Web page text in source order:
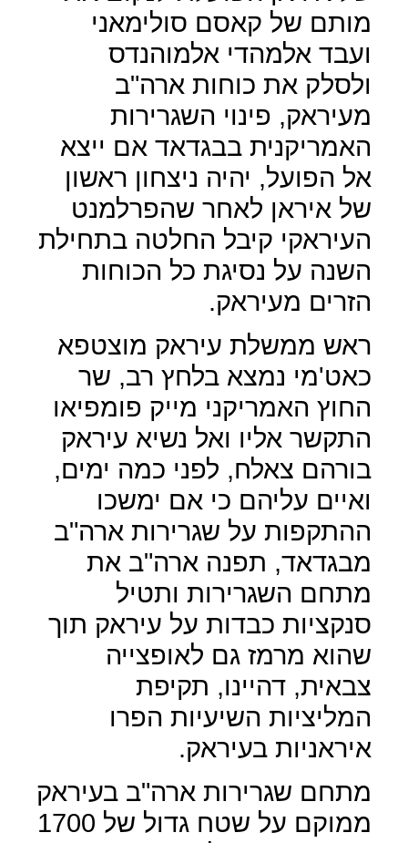
מותם של קאסם סולימאני
ועבד אלמהדי אלמוהנדס
ולסלק את כוחות ארה"ב
מעיראק, פינוי השגרירות
האמריקנית בבגדאד אם ייצא
אל הפועל, יהיה ניצחון ראשון
של איראן לאחר שהפרלמנט
העיראקי קיבל החלטה בתחילת
השנה על נסיגת כל הכוחות
הזרים מעיראק.
ראש ממשלת עיראק מוצטפא
כאט'מי נמצא בלחץ רב, שר
החוץ האמריקני מייק פומפיאו
התקשר אליו ואל נשיא עיראק
בורהם צאלח, לפני כמה ימים,
ואיים עליהם כי אם ימשכו
ההתקפות על שגרירות ארה"ב
מבגדאד, תפנה ארה"ב את
מתחם השגרירות ותטיל
סנקציות כבדות על עיראק תוך
שהוא מרמז גם לאופצייה
צבאית, דהיינו, תקיפת
המליציות השיעיות הפרו
איראניות בעיראק.
מתחם שגרירות ארה"ב בעיראק
ממוקם על שטח גדול של 1700